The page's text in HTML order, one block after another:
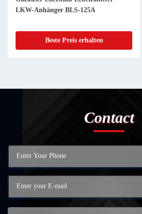
LKW-Anhänger BLS-125A
Beste Preis erhalten
Contact